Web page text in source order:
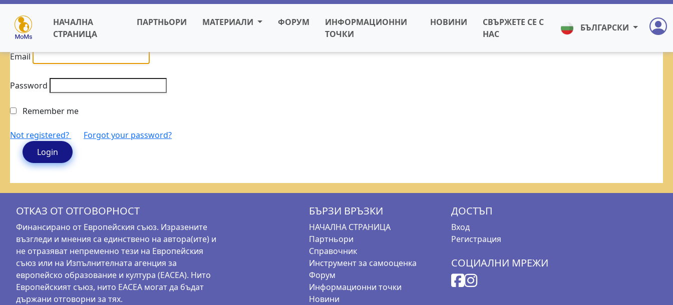
НАЧАЛНА
СТРАНИЦА
ПАРТНЬОРИ МАТЕРИАЛИ ФОРУМ
ИНФОРМАЦИОННИ
ТОЧКИ
НОВИНИ
СВЪРЖЕТЕ СЕ С
НАС
БЪЛГАРСКИ
Email
Password
Remember me
Not registered? Forgot your password?
ОТКАЗ ОТ ОТГОВОРНОСТ
Финансирано от Европейския съюз. Изразените
възгледи и мнения са единствено на автора(ите) и
не отразяват непременно тези на Европейския
съюз или на Изпълнителната агенция за
европейско образование и култура (EACEA). Нито
Европейският съюз, нито ЕАСЕА могат да бъдат
държани отговорни за тях.
БЪРЗИ ВРЪЗКИ
НАЧАЛНА СТРАНИЦА
Партньори
Справочник
Инструмент за самооценка
Форум
Информационни точки
Новини
ДОСТЪП
Вход
Регистрация
СОЦИАЛНИ МРЕЖИ